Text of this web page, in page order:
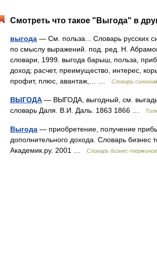
Смотреть что такое "Выгода" в
выгода — См. польза... Словарь русских
по смыслу выражений. под. ред. Н.
словари, 1999. выгода барыш, польза,
доход; расчет, преимущество, интерес,
профит, плюс, авантаж,… …
Словарь
ВЫГОДА — ВЫГОДА, выгодный, см.
словарь Даля. В.И. Даль. 1863 1866 …
Выгода — приобретение, получение
дополнительного дохода. Словарь бизнес
Академик.ру. 2001 …
Словарь бизнес-терминов